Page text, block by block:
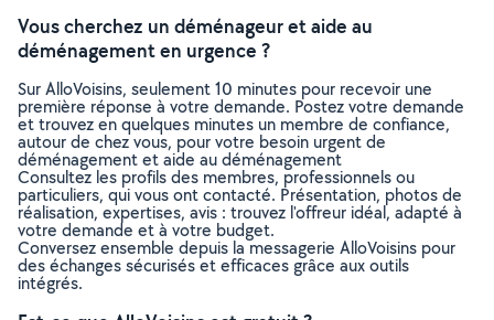
Vous cherchez un déménageur et aide au
déménagement en urgence ?
Sur AlloVoisins, seulement 10 minutes pour recevoir une
première réponse à votre demande. Postez votre demande
et trouvez en quelques minutes un membre de confiance,
autour de chez vous, pour votre besoin urgent de
déménagement et aide au déménagement
Consultez les profils des membres, professionnels ou
particuliers, qui vous ont contacté. Présentation, photos de
réalisation, expertises, avis : trouvez l'offreur idéal, adapté à
votre demande et à votre budget.
Conversez ensemble depuis la messagerie AlloVoisins pour
des échanges sécurisés et efficaces grâce aux outils
intégrés.